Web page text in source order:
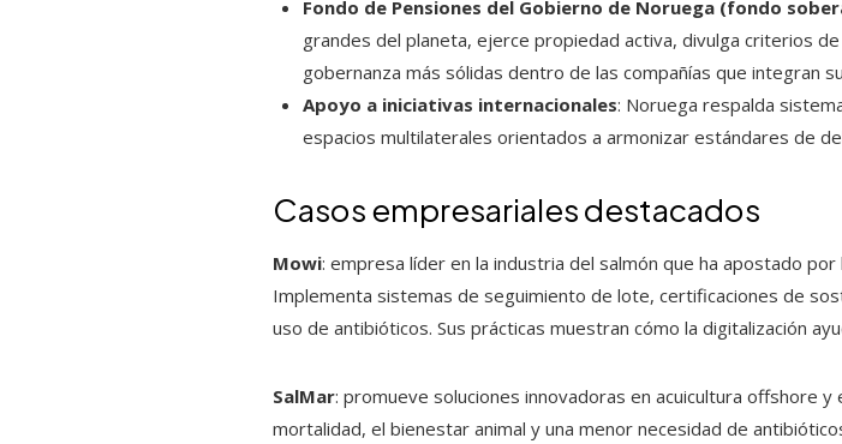
Fondo de Pensiones del Gobierno de Noruega (fondo
grandes del planeta, ejerce propiedad activa, divulga criterios
gobernanza más sólidas dentro de las compañías que integran
Apoyo a iniciativas internacionales: Noruega respalda
espacios multilaterales orientados a armonizar estándares de
Casos empresariales destacados
Mowi: empresa líder en la industria del salmón que ha apostado
Implementa sistemas de seguimiento de lote, certificaciones de
uso de antibióticos. Sus prácticas muestran cómo la digitalización
SalMar: promueve soluciones innovadoras en acuicultura offshore
mortalidad, el bienestar animal y una menor necesidad de